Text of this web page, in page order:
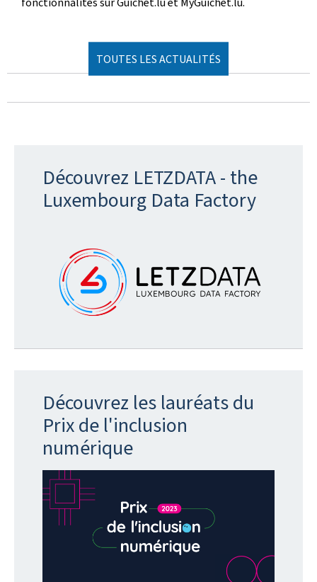
TOUTES LES ACTUALITÉS
Découvrez LETZDATA - the
Luxembourg Data Factory
Découvrez les lauréats du
Prix de l'inclusion
numérique